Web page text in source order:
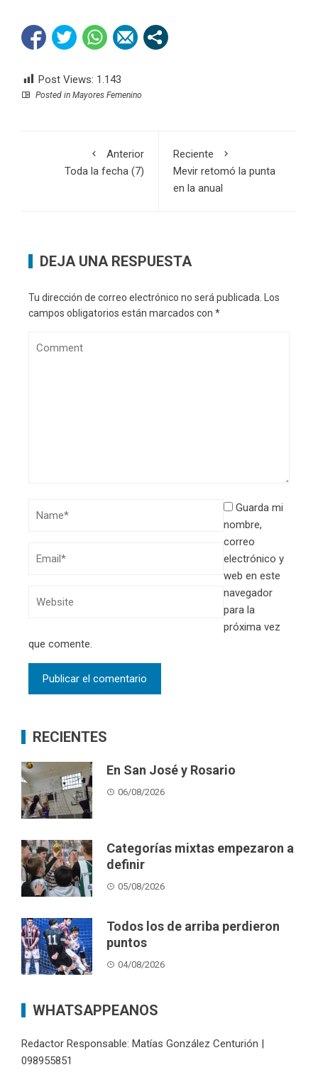
Post Views: 1.143
Posted in Mayores Femenino
Anterior
Toda la fecha (7)
Reciente
Mevir retomó la punta
en la anual
DEJA UNA RESPUESTA
Tu dirección de correo electrónico no será publicada. Los
campos obligatorios están marcados con *
Guarda mi
nombre,
correo
electrónico y
web en este
navegador
para la
próxima vez
que comente.
RECIENTES
En San José y Rosario
06/08/2026
Categorías mixtas empezaron a
definir
05/08/2026
Todos los de arriba perdieron
puntos
04/08/2026
WHATSAPPEANOS
Redactor Responsable: Matías González Centurión |
098955851